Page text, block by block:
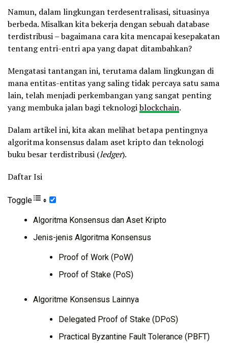
Namun, dalam lingkungan terdesentralisasi, situasinya
berbeda. Misalkan kita bekerja dengan sebuah database
terdistribusi – bagaimana cara kita mencapai kesepakatan
tentang entri-entri apa yang dapat ditambahkan?
Mengatasi tantangan ini, terutama dalam lingkungan di
mana entitas-entitas yang saling tidak percaya satu sama
lain, telah menjadi perkembangan yang sangat penting
yang membuka jalan bagi teknologiblockchain.
Dalam artikel ini, kita akan melihat betapa pentingnya
algoritma konsensus dalam aset kripto dan teknologi
buku besar terdistribusi (ledger).
Daftar Isi
Toggle
Algoritma Konsensus dan Aset Kripto
Jenis-jenis Algoritma Konsensus
Proof of Work (PoW)
Proof of Stake (PoS)
Algoritme Konsensus Lainnya
Delegated Proof of Stake (DPoS)
Practical Byzantine Fault Tolerance (PBFT)